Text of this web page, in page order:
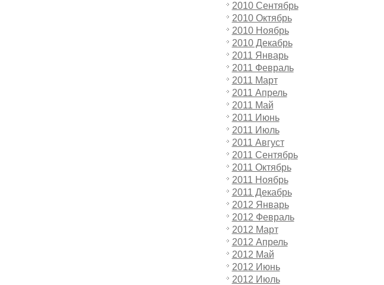
2010 Сентябрь
2010 Октябрь
2010 Ноябрь
2010 Декабрь
2011 Январь
2011 Февраль
2011 Март
2011 Апрель
2011 Май
2011 Июнь
2011 Июль
2011 Август
2011 Сентябрь
2011 Октябрь
2011 Ноябрь
2011 Декабрь
2012 Январь
2012 Февраль
2012 Март
2012 Апрель
2012 Май
2012 Июнь
2012 Июль